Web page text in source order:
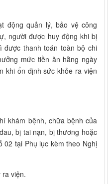
động quản lý, bảo vệ công
người được huy động khi bị
thanh toán toàn bộ chi
mức tiền ăn hằng ngày
khi ổn định sức khỏe ra viện
khám bệnh, chữa bệnh của
bị tai nạn, bị thương hoặc
02 tại Phụ lục kèm theo Nghị
ra viện.